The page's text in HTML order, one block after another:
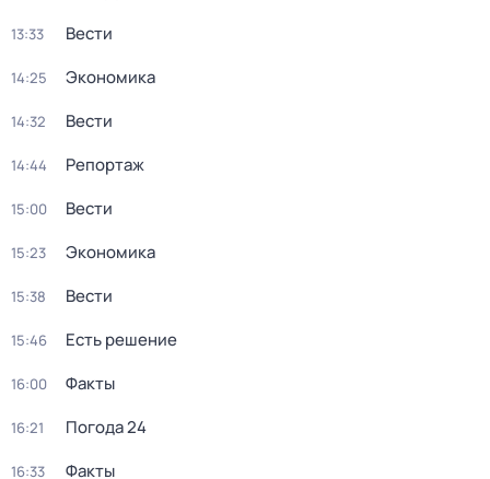
13:33 Вести
14:25 Экономика
14:32 Вести
14:44 Репортаж
15:00 Вести
15:23 Экономика
15:38 Вести
15:46 Есть решение
16:00 Факты
16:21 Погода 24
16:33 Факты